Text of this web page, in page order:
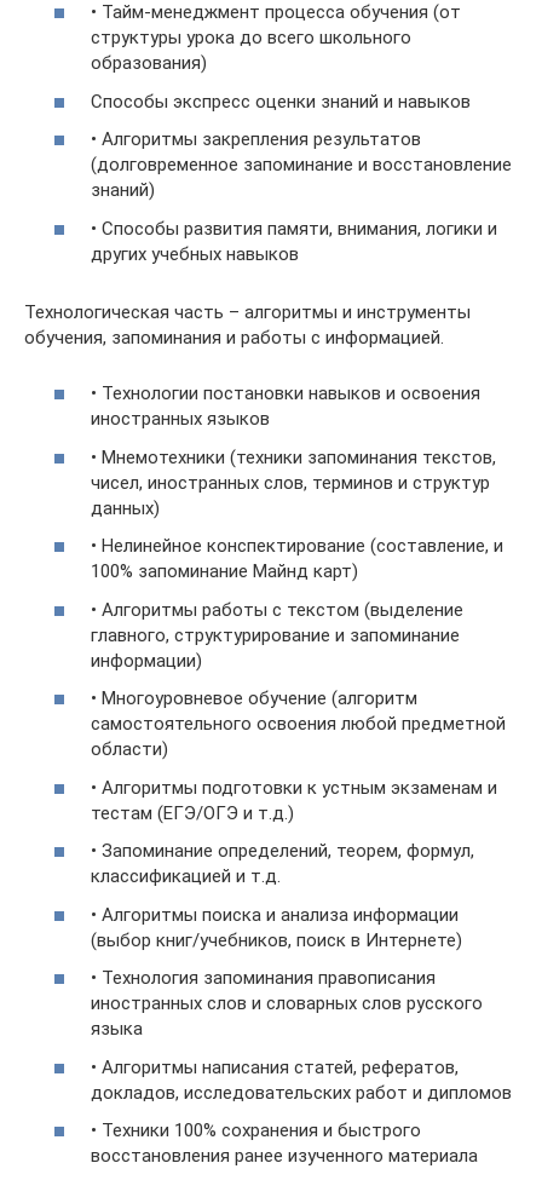
• Тайм-менеджмент процесса обучения (от
структуры урока до всего школьного
образования)
Способы экспресс оценки знаний и навыков
• Алгоритмы закрепления результатов
(долговременное запоминание и восстановление
знаний)
• Способы развития памяти, внимания, логики и
других учебных навыков
Технологическая часть – алгоритмы и инструменты
обучения, запоминания и работы с информацией.
• Технологии постановки навыков и освоения
иностранных языков
• Мнемотехники (техники запоминания текстов,
чисел, иностранных слов, терминов и структур
данных)
• Нелинейное конспектирование (составление, и
100% запоминание Майнд карт)
• Алгоритмы работы с текстом (выделение
главного, структурирование и запоминание
информации)
• Многоуровневое обучение (алгоритм
самостоятельного освоения любой предметной
области)
• Алгоритмы подготовки к устным экзаменам и
тестам (ЕГЭ/ОГЭ и т.д.)
• Запоминание определений, теорем, формул,
классификацией и т.д.
• Алгоритмы поиска и анализа информации
(выбор книг/учебников, поиск в Интернете)
• Технология запоминания правописания
иностранных слов и словарных слов русского
языка
• Алгоритмы написания статей, рефератов,
докладов, исследовательских работ и дипломов
• Техники 100% сохранения и быстрого
восстановления ранее изученного материала